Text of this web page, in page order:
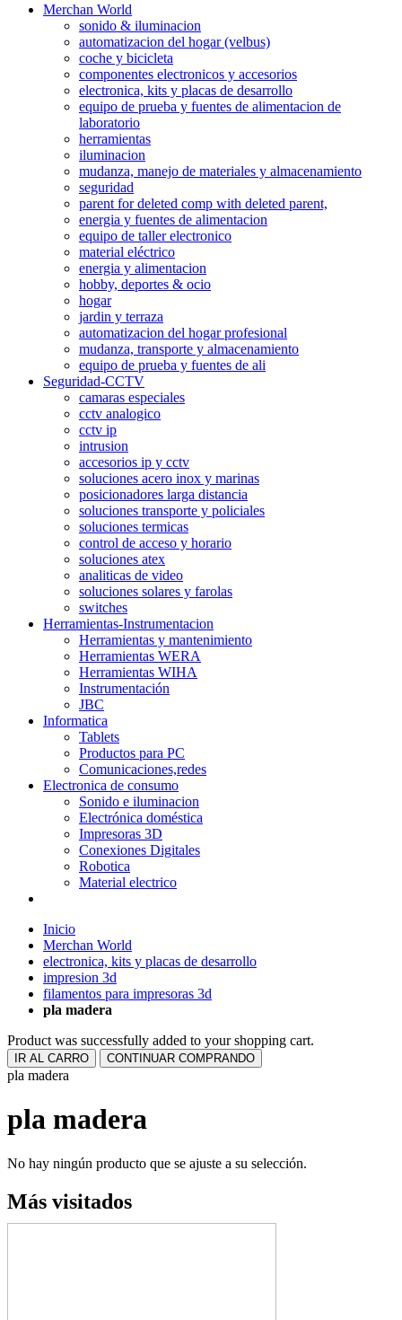
Merchan World
sonido & iluminacion
automatizacion del hogar (velbus)
coche y bicicleta
componentes electronicos y accesorios
electronica, kits y placas de desarrollo
equipo de prueba y fuentes de alimentacion de
laboratorio
herramientas
iluminacion
mudanza, manejo de materiales y almacenamiento
seguridad
parent for deleted comp with deleted parent,
energia y fuentes de alimentacion
equipo de taller electronico
material eléctrico
energia y alimentacion
hobby, deportes & ocio
hogar
jardin y terraza
automatizacion del hogar profesional
mudanza, transporte y almacenamiento
equipo de prueba y fuentes de ali
Seguridad-CCTV
camaras especiales
cctv analogico
cctv ip
intrusion
accesorios ip y cctv
soluciones acero inox y marinas
posicionadores larga distancia
soluciones transporte y policiales
soluciones termicas
control de acceso y horario
soluciones atex
analiticas de video
soluciones solares y farolas
switches
Herramientas-Instrumentacion
Herramientas y mantenimiento
Herramientas WERA
Herramientas WIHA
Instrumentación
JBC
Informatica
Tablets
Productos para PC
Comunicaciones,redes
Electronica de consumo
Sonido e iluminacion
Electrónica doméstica
Impresoras 3D
Conexiones Digitales
Robotica
Material electrico
Inicio
Merchan World
electronica, kits y placas de desarrollo
impresion 3d
filamentos para impresoras 3d
pla madera
Product was successfully added to your shopping cart.
IR AL CARRO CONTINUAR COMPRANDO
pla madera
pla madera
No hay ningún producto que se ajuste a su selección.
Más visitados